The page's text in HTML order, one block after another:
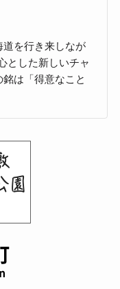
を行き来しなが
とした新しいチャ
は「得意なこと